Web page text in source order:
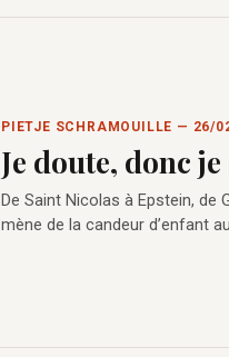
PIETJE SCHRAMOUILLE — 26/
Je doute, donc
De Saint Nicolas à Epstein, de
mène de la candeur d’enfant